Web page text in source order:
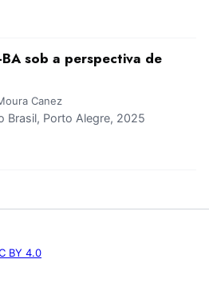
sob a perspectiva de
Canez
Brasil, Porto Alegre, 2025
BY 4.0